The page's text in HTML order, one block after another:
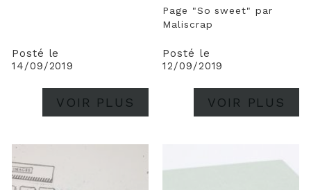
Posté le
14/09/2019
VOIR PLUS
Page "So sweet" par
Maliscrap
Posté le
12/09/2019
VOIR PLUS